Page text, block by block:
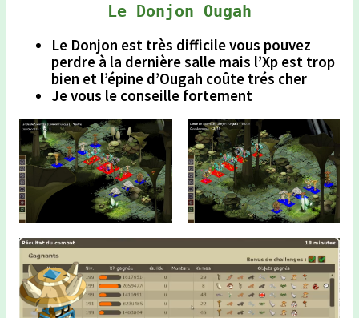
Le Donjon Ougah
Le Donjon est très difficile vous pouvez
perdre à la dernière salle mais l’Xp est trop
bien et l’épine d’Ougah coûte trés cher
Je vous le conseille fortement